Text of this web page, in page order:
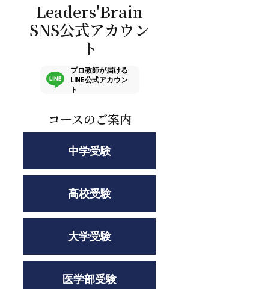
Leaders'Brain
SNS公式アカウン
ト
プロ教師が届ける
LINE公式アカウン
ト
コースのご案内
中学受験
高校受験
大学受験
医学部受験